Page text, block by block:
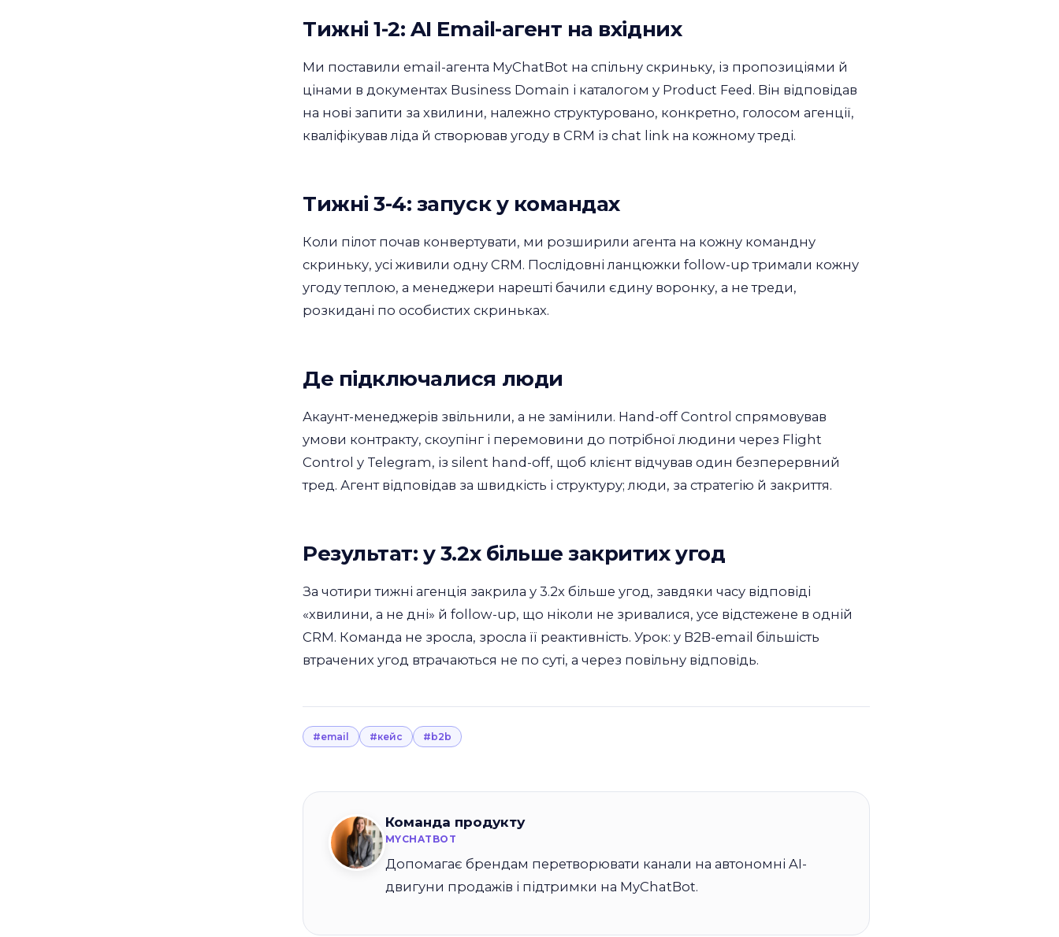
Тижні 1-2: AI Email-агент на вхідних
Ми поставили email-агента MyChatBot на спільну скриньку, із пропозиціями й
цінами в документах Business Domain і каталогом у Product Feed. Він відповідав
на нові запити за хвилини, належно структуровано, конкретно, голосом агенції,
кваліфікував ліда й створював угоду в CRM із chat link на кожному треді.
Тижні 3-4: запуск у командах
Коли пілот почав конвертувати, ми розширили агента на кожну командну
скриньку, усі живили одну CRM. Послідовні ланцюжки follow-up тримали кожну
угоду теплою, а менеджери нарешті бачили єдину воронку, а не треди,
розкидані по особистих скриньках.
Де підключалися люди
Акаунт-менеджерів звільнили, а не замінили. Hand-off Control спрямовував
умови контракту, скоупінг і перемовини до потрібної людини через Flight
Control у Telegram, із silent hand-off, щоб клієнт відчував один безперервний
тред. Агент відповідав за швидкість і структуру; люди, за стратегію й закриття.
Результат: у 3.2x більше закритих угод
За чотири тижні агенція закрила у 3.2x більше угод, завдяки часу відповіді
«хвилини, а не дні» й follow-up, що ніколи не зривалися, усе відстежене в одній
CRM. Команда не зросла, зросла її реактивність. Урок: у B2B-email більшість
втрачених угод втрачаються не по суті, а через повільну відповідь.
#email #кейс #b2b
Команда продукту
MYCHATBOT
Допомагає брендам перетворювати канали на автономні AI-
двигуни продажів і підтримки на MyChatBot.